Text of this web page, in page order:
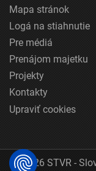
Mapa stránok
Logá na stiahnutie
Pre médiá
Prenájom majetku
Projekty
Kontakty
Upraviť cookies
© 2026 STVR -